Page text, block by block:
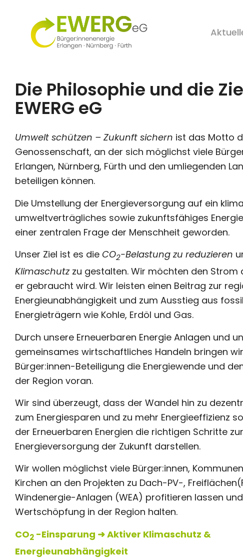
Die Philosophie und die
EWERG eG
Umwelt schützen – Zukunft sichern ist das Motto
Genossenschaft, an der sich möglichst viele
Erlangen, Nürnberg, Fürth und den umliegenden
beteiligen können.
Die Umstellung der Energieversorgung auf ein
umweltverträgliches sowie zukunftsfähiges
einer zentralen Frage der Menschheit geworden.
Unser Ziel ist es die CO2-Belastung zu reduzieren
Klimaschutzzu gestalten. Wir möchten den Strom
er gebraucht wird. Wir leisten einen Beitrag zur
Energieunabhängigkeit und zum Ausstieg aus
Energieträgern wie Kohle, Erdöl und Gas.
Durch unsere Erneuerbaren Energie Anlagen und
gemeinsames wirtschaftliches Handeln bringen
Bürger:innen-Beteiligung die Energiewende und
der Region voran.
Wir sind überzeugt, dass der Wandel hin zu
zum Energiesparen und zu mehr Energieeffizienz
der Erneuerbaren Energien die richtigen Schritte
Energieversorgung der Zukunft darstellen.
Wir wollen möglichst viele Bürger:innen,
Kirchen an den Projekten zu Dach-PV-,
Windenergie-Anlagen (WEA) profitieren lassen
Wertschöpfung in der Region halten.
CO2 -Einsparung ➜ Aktiver Klimaschutz &
Energieunabhängigkeit